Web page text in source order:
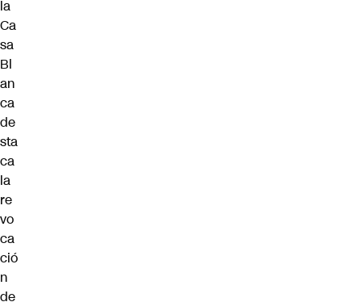
la
Ca
sa
Bl
an
ca
de
sta
ca
la
re
vo
ca
ció
n
de